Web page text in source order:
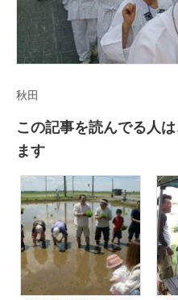
秋田
この記事を読んでる人
ます